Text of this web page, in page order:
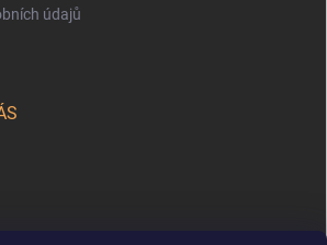
údajů